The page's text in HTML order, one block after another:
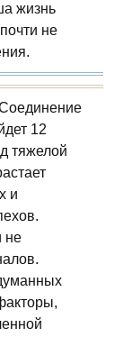
жизнь
не
12
тяжелой
и
не